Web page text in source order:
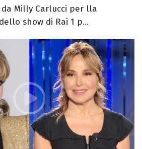
Milly Carlucci per lla
show di Rai 1 p...